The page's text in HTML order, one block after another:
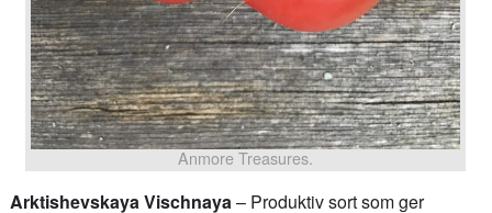
Anmore Treasures.
Arktishevskaya Vischnaya– Produktiv sort som ger